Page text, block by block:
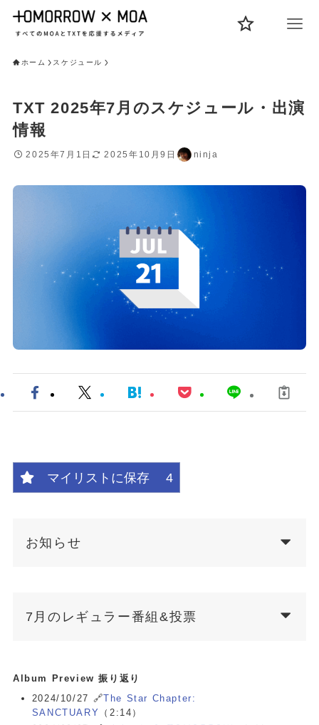
ホーム スケジュール
TXT 2025年7月のスケジュール・出演
情報
2025年7月1日 2025年10月9日 ninja
マイリストに保存 4
お知らせ
7月のレギュラー番組&投票
Album Preview 振り返り
2024/10/27 🔗The Star Chapter:
SANCTUARY
（2:14）